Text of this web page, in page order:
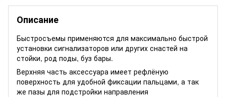
Описание
Быстросъемы применяются для максимально быстрой
установки сигнализаторов или других снастей на
стойки, род поды, буз бары.
Верхняя часть аксессуара имеет рефлёную
поверхность для удобной фиксации пальцами, а так
же пазы для подстройки направления